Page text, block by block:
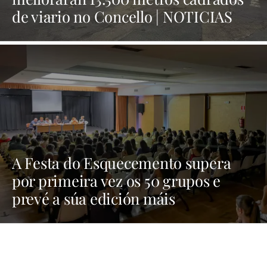
de viario no Concello | NOTICIAS
A Festa do Esquecemento supera
por primeira vez os 50 grupos e
prevé a súa edición máis
multitudinaria | NOTICIAS XINZO